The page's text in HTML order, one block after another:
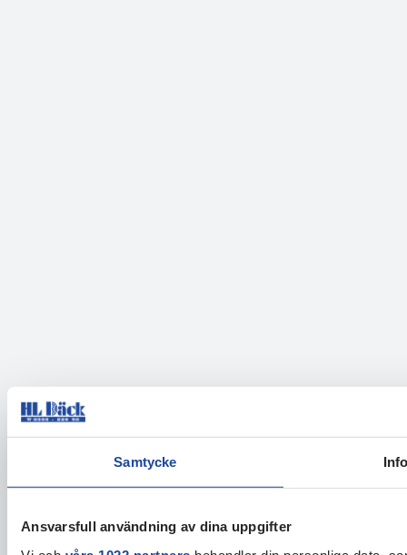
Samtycke
Ansvarsfull användning av dina uppgifter